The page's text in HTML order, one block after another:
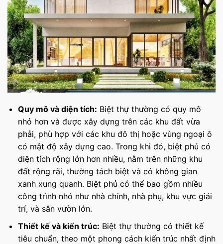
Quy mô và diện tích: Biệt thự thường có quy mô
nhỏ hơn và được xây dựng trên các khu đất vừa
phải, phù hợp với các khu đô thị hoặc vùng ngoại ô
có mật độ xây dựng cao. Trong khi đó, biệt phủ có
diện tích rộng lớn hơn nhiều, nằm trên những khu
đất rộng rãi, thường tách biệt và có không gian
xanh xung quanh. Biệt phủ có thể bao gồm nhiều
công trình nhỏ như nhà chính, nhà phụ, khu vực giải
trí, và sân vườn lớn.
Thiết kế và kiến trúc: Biệt thự thường có thiết kế
tiêu chuẩn, theo một phong cách kiến trúc nhất định